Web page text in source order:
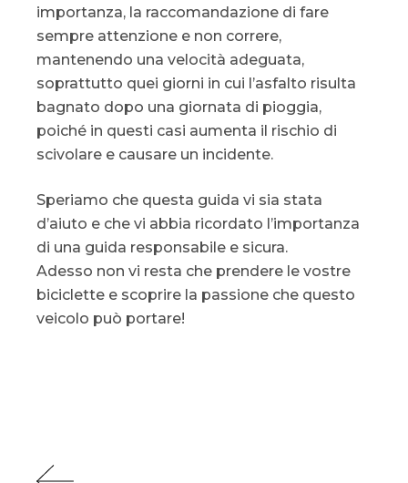
importanza, la raccomandazione di fare
sempre attenzione e non correre,
mantenendo una velocità adeguata,
soprattutto quei giorni in cui l’asfalto risulta
bagnato dopo una giornata di pioggia,
poiché in questi casi aumenta il rischio di
scivolare e causare un incidente.
Speriamo che questa guida vi sia stata
d’aiuto e che vi abbia ricordato l’importanza
di una guida responsabile e sicura.
Adesso non vi resta che prendere le vostre
biciclette e scoprire la passione che questo
veicolo può portare!